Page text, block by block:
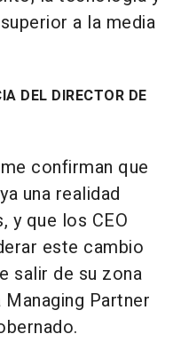
a la media
DEL DIRECTOR DE
confirman que
una realidad
y que los CEO
este cambio
salir de su zona
Partner